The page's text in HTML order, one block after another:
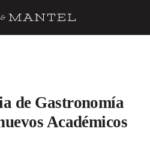
de Gastronomía
Académicos